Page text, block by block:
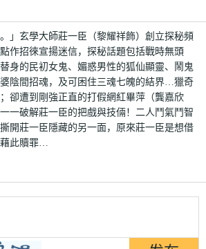
」玄學大師莊一臣（黎耀祥飾）創立探秘頻
作招徠宣揚迷信，探秘話題包括戰時無頭
身的民初女鬼、媚惑男性的狐仙顯靈、鬧鬼
陰間招魂，及可困住三魂七魄的結界…獵奇
卻遭到剛強正直的打假網紅畢萍（龔嘉欣
一破解莊一臣的把戲與技倆！二人鬥氣鬥智
開莊一臣隱藏的另一面，原來莊一臣是想借
此贖罪…